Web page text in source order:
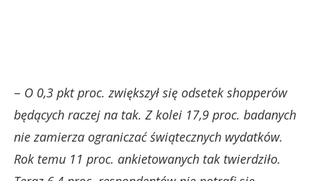
– O 0,3 pkt proc. zwiększył się odsetek shopperów
będących raczej na tak. Z kolei 17,9 proc. badanych
nie zamierza ograniczać świątecznych wydatków.
Rok temu 11 proc. ankietowanych tak twierdziło.